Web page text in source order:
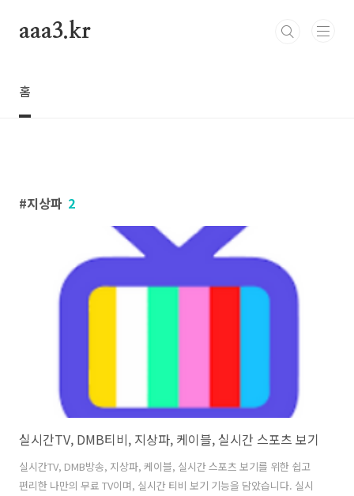
aaa3.kr
홈
지상파 2
실시간TV, DMB티비, 지상파, 케이블, 실시간 스포츠 보기
실시간TV, DMB방송, 지상파, 케이블, 실시간 스포츠 보기를 위한 쉽고
편리한 나만의 무료 TV이며, 실시간 티비 보기 기능을 담았습니다. 실시